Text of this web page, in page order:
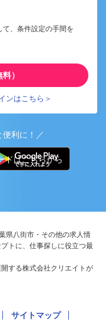
、条件設定の手間を
）
ンはこちら＞
便利に！／
ドはこちらから
県八街市・その他の求人情
トに、仕事探しに役立つ最
する株式会社クリエイトが
サイトマップ